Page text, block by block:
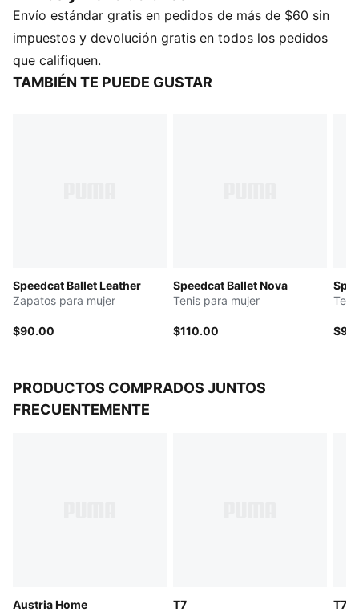
calles de las capitales de la moda alrededor del
mundo. Fusionando la elegancia del ballet con el ADN
motorsport original, este calzado Speedcat presenta
un diseño metalizado, nuestro ícono PUMA Cat
Envío estándar gratis en pedidos de más de $60 sin
impuestos y devolución gratis en todos los pedidos
que califiquen.
TAMBIÉN TE PUEDE GUSTAR
Speedcat Ballet Leather
Zapatos para mujer
$90.00
Speedcat Ballet Nova
Tenis para mujer
$110.00
PRODUCTOS COMPRADOS JUNTOS
FRECUENTEMENTE
Austria Home
T7
T7